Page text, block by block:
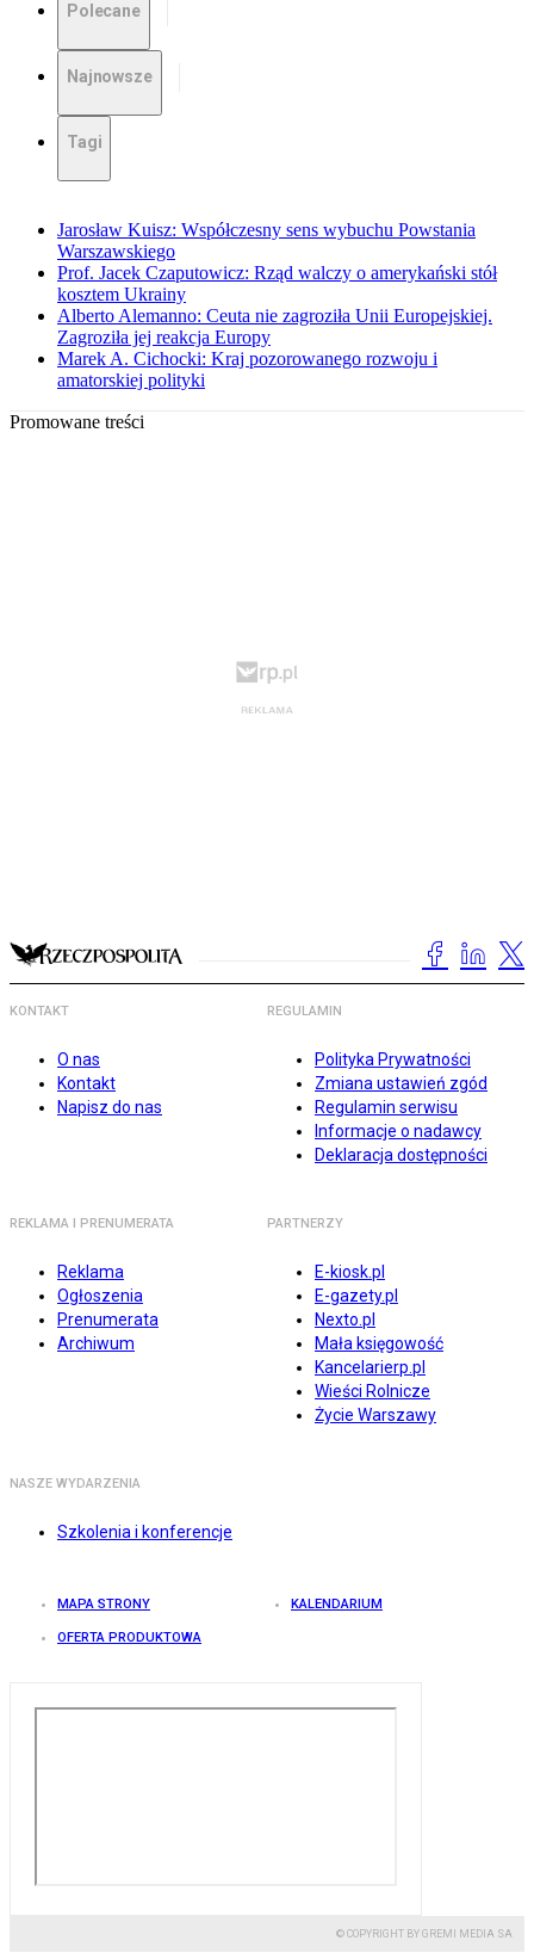
Polecane
Najnowsze
Tagi
Jarosław Kuisz: Współczesny sens wybuchu Powstania
Warszawskiego
Prof. Jacek Czaputowicz: Rząd walczy o amerykański stół
kosztem Ukrainy
Alberto Alemanno: Ceuta nie zagroziła Unii Europejskiej.
Zagroziła jej reakcja Europy
Marek A. Cichocki: Kraj pozorowanego rozwoju i
amatorskiej polityki
Promowane treści
KONTAKT
O nas
Kontakt
Napisz do nas
REGULAMIN
Polityka Prywatności
Zmiana ustawień zgód
Regulamin serwisu
Informacje o nadawcy
Deklaracja dostępności
REKLAMA I PRENUMERATA
Reklama
Ogłoszenia
Prenumerata
Archiwum
PARTNERZY
E-kiosk.pl
E-gazety.pl
Nexto.pl
Mała księgowość
Kancelarierp.pl
Wieści Rolnicze
Życie Warszawy
NASZE WYDARZENIA
Szkolenia i konferencje
MAPA STRONY KALENDARIUM
OFERTA PRODUKTOWA
© COPYRIGHT BY GREMI MEDIA SA